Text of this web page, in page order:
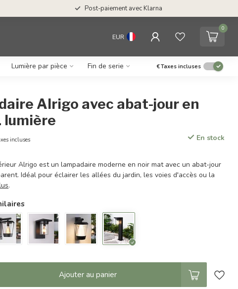
Post-paiement avec Klarna
EUR
0
Lumière par pièce Fin de serie €Taxes incluses
Alrigo avec abat-jour en
lumière
incluses En stock
Alrigo est un lampadaire moderne en noir mat avec un abat-jour
Idéal pour éclairer les allées du jardin, les voies d'accès ou la
.
Ajouter au panier